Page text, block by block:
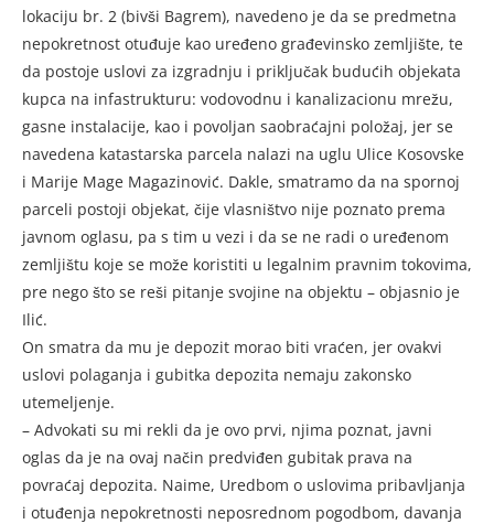
lokaciju br. 2 (bivši Bagrem), navedeno je da se predmetna
nepokretnost otuđuje kao uređeno građevinsko zemljište, te
da postoje uslovi za izgradnju i priključak budućih objekata
kupca na infastrukturu: vodovodnu i kanalizacionu mrežu,
gasne instalacije, kao i povoljan saobraćajni položaj, jer se
navedena katastarska parcela nalazi na uglu Ulice Kosovske
i Marije Mage Magazinović. Dakle, smatramo da na spornoj
parceli postoji objekat, čije vlasništvo nije poznato prema
javnom oglasu, pa s tim u vezi i da se ne radi o uređenom
zemljištu koje se može koristiti u legalnim pravnim tokovima,
pre nego što se reši pitanje svojine na objektu – objasnio je
Ilić.
On smatra da mu je depozit morao biti vraćen, jer ovakvi
uslovi polaganja i gubitka depozita nemaju zakonsko
utemeljenje.
– Advokati su mi rekli da je ovo prvi, njima poznat, javni
oglas da je na ovaj način predviđen gubitak prava na
povraćaj depozita. Naime, Uredbom o uslovima pribavljanja
i otuđenja nepokretnosti neposrednom pogodbom, davanja